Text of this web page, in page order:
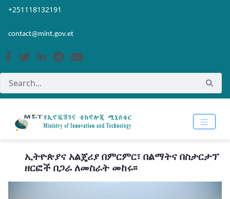
Skip to Main Content
Open Accessibility Menu
+251118132191
contact@mint.gov.et
ኢትዮጵያና አልጄሪያ በምርምር፣ በልማትና በስታርታፕ
ዘርፎች በጋራ ለመስራት መከሩ፡፡